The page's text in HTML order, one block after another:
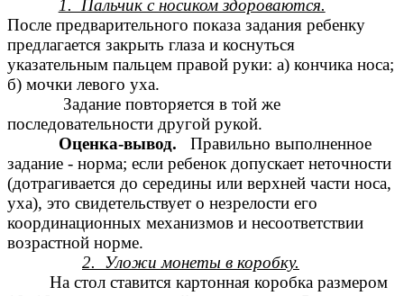
1. Пальчик с носиком здороваются.
После предварительного показа задания ребенку
предлагается закрыть глаза и коснуться
указательным пальцем правой руки: а) кончика носа;
б) мочки левого уха.
Задание повторяется в той же
последовательности другой рукой.
Оценка-вывод. Правильно выполненное
задание - норма; если ребенок допускает неточности
(дотрагивается до середины или верхней части носа,
уха), это свидетельствует о незрелости его
координационных механизмов и несоответствии
возрастной норме.
2. Уложи монеты в коробку.
На стол ставится картонная коробка размером